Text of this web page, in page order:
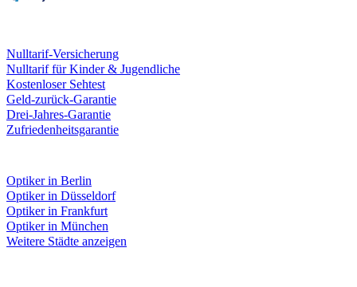
Nulltarif-Versicherung
Nulltarif für Kinder & Jugendliche
Kostenloser Sehtest
Geld-zurück-Garantie
Drei-Jahres-Garantie
Zufriedenheitsgarantie
Optiker in Berlin
Optiker in Düsseldorf
Optiker in Frankfurt
Optiker in München
Weitere Städte anzeigen